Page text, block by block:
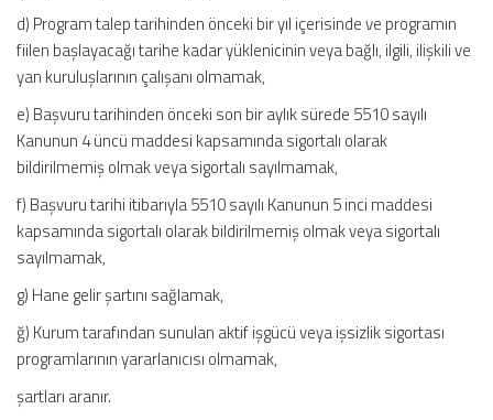
d) Program talep tarihinden önceki bir yıl içerisinde ve programın
fiilen başlayacağı tarihe kadar yüklenicinin veya bağlı, ilgili, ilişkili ve
yan kuruluşlarının çalışanı olmamak,
e) Başvuru tarihinden önceki son bir aylık sürede 5510 sayılı
Kanunun 4 üncü maddesi kapsamında sigortalı olarak
bildirilmemiş olmak veya sigortalı sayılmamak,
f) Başvuru tarihi itibarıyla 5510 sayılı Kanunun 5 inci maddesi
kapsamında sigortalı olarak bildirilmemiş olmak veya sigortalı
sayılmamak,
g) Hane gelir şartını sağlamak,
ğ) Kurum tarafından sunulan aktif işgücü veya işsizlik sigortası
programlarının yararlanıcısı olmamak,
şartları aranır.